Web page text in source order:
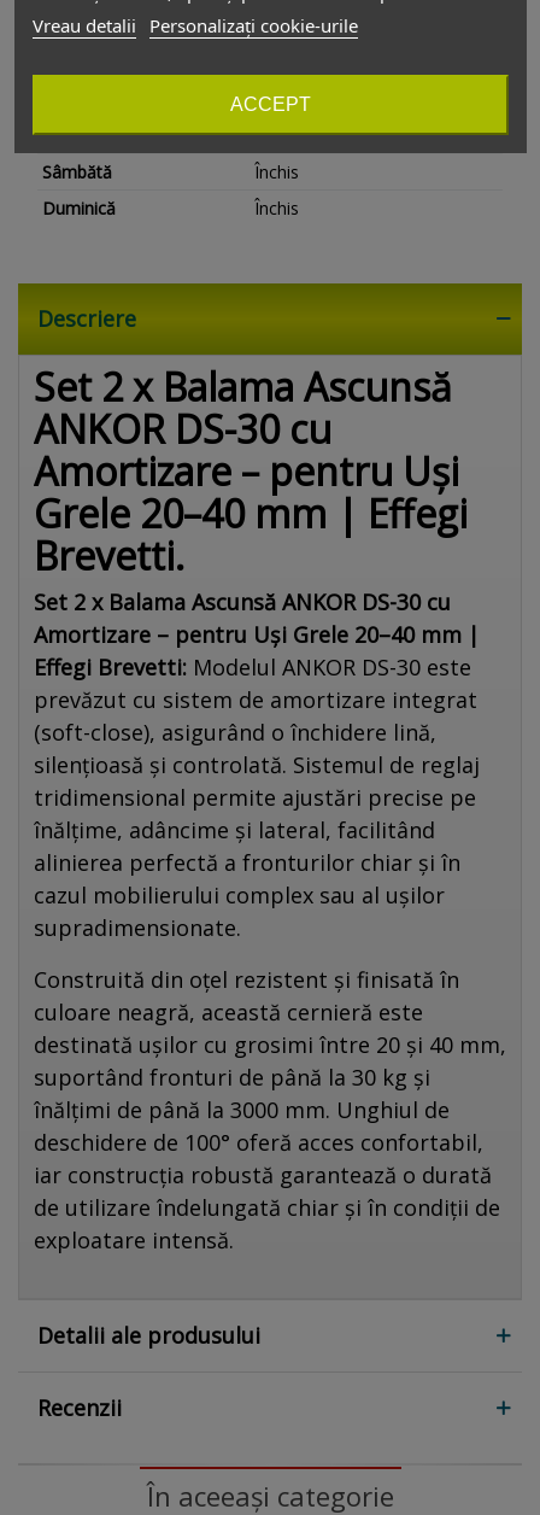
Luni - Vineri
08:00 - 17:30
Sâmbătă
Închis
Duminică
Închis
Descriere
Set 2 x Balama Ascunsă
ANKOR DS-30 cu
Amortizare – pentru Uși
Grele 20–40 mm | Effegi
Brevetti.
Set 2 x Balama Ascunsă ANKOR DS-30 cu
Amortizare – pentru Uși Grele 20–40 mm |
Effegi Brevetti: Modelul ANKOR DS-30 este
prevăzut cu sistem de amortizare integrat
(soft-close), asigurând o închidere lină,
silențioasă și controlată. Sistemul de reglaj
tridimensional permite ajustări precise pe
înălțime, adâncime și lateral, facilitând
alinierea perfectă a fronturilor chiar și în
cazul mobilierului complex sau al ușilor
supradimensionate.
Construită din oțel rezistent și finisată în
culoare neagră, această cernieră este
destinată ușilor cu grosimi între 20 și 40 mm,
suportând fronturi de până la 30 kg și
înălțimi de până la 3000 mm. Unghiul de
deschidere de 100° oferă acces confortabil,
iar construcția robustă garantează o durată
de utilizare îndelungată chiar și în condiții de
exploatare intensă.
Detalii ale produsului
Recenzii
În aceeași categorie
Vreau detalii
Personalizați cookie-urile
ACCEPT